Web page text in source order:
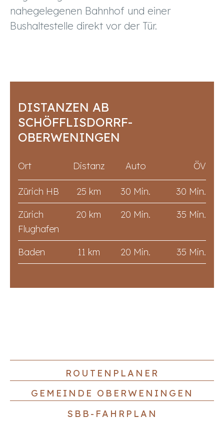
nahegelegenen Bahnhof und einer
Bushaltestelle direkt vor der Tür.
DISTANZEN AB
SCHÖFFLISDORRF-
OBERWENINGEN
Ort Distanz Auto ÖV
Zürich HB 25 km 30 Min.
30 Min.
Zürich
Flughafen
20 km 20 Min. 35 Min.
Baden 11 km 20 Min. 35 Min.
ROUTENPLANER
GEMEINDE OBERWENINGEN
SBB-FAHRPLAN